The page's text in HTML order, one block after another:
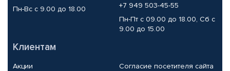
Пн-Вс с 9.00 до 18.00
+7 949 503-45-55
Пн-Пт с 09.00 до 18.00, Сб с
9.00 до 15.00
Клиентам
Акции
Согласие посетителя сайта